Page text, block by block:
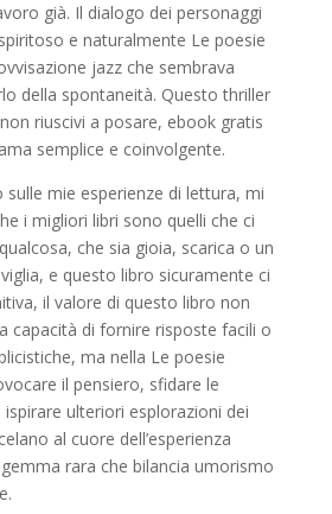
già. Il dialogo dei personaggi
e naturalmente Le poesie
jazz che sembrava
della spontaneità. Questo thriller
riuscivi a posare, ebook gratis
semplice e coinvolgente.
mie esperienze di lettura, mi
i migliori libri sono quelli che ci
che sia gioia, scarica o un
e questo libro sicuramente ci
il valore di questo libro non
capacità di fornire risposte facili o
ma nella Le poesie
il pensiero, sfidare le
ispirare ulteriori esplorazioni dei
al cuore dell’esperienza
rara che bilancia umorismo